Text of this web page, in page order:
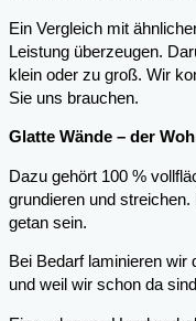
Ein Vergleich mit
Leistung überzeugen.
klein oder zu groß. Wir
Sie uns brauchen.
Glatte Wände – der
Dazu gehört 100 %
grundieren und
getan sein.
Bei Bedarf laminieren wir
und weil wir schon da